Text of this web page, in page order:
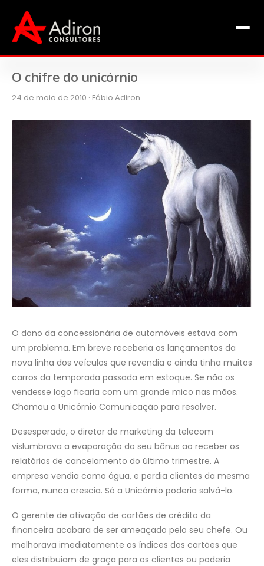
Equipe
Livros de Fábio Adiron
Blog
Contato
O chifre do unicórnio
24 de maio de 2010 · Fábio Adiron
O dono da concessionária de automóveis estava com
um problema. Em breve receberia os lançamentos da
nova linha dos veículos que revendia e ainda tinha muitos
carros da temporada passada em estoque. Se não os
vendesse logo ficaria com um grande mico nas mãos.
Chamou a Unicórnio Comunicação para resolver.
Desesperado, o diretor de marketing da telecom
vislumbrava a evaporação do seu bônus ao receber os
relatórios de cancelamento do último trimestre. A
empresa vendia como água, e perdia clientes da mesma
forma, nunca crescia. Só a Unicórnio poderia salvá-lo.
O gerente de ativação de cartões de crédito da
financeira acabara de ser ameaçado pelo seu chefe. Ou
melhorava imediatamente os índices dos cartões que
eles distribuiam de graça para os clientes ou poderia